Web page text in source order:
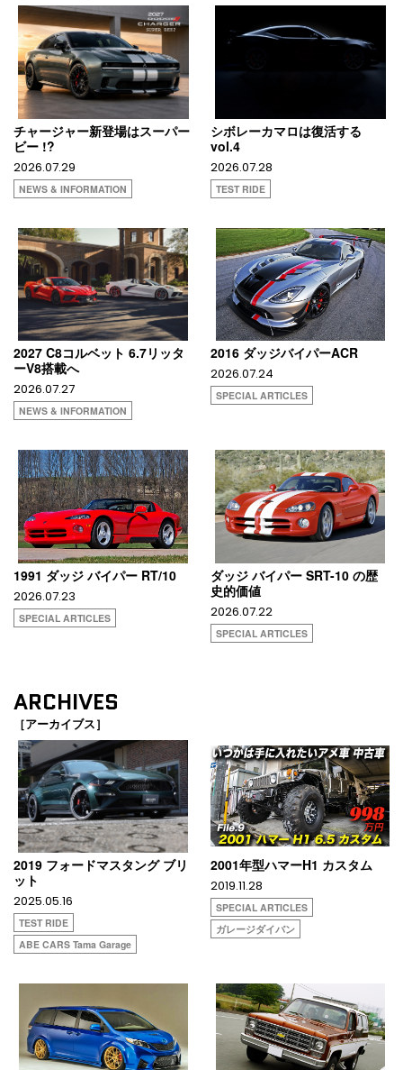
チャージャー新登場はスーパー
ビー !?
2026.07.29
NEWS & INFORMATION
シボレーカマロは復活する
vol.4
2026.07.28
TEST RIDE
2027 C8コルベット 6.7リッタ
ーV8搭載へ
2026.07.27
NEWS & INFORMATION
2016 ダッジバイパーACR
2026.07.24
SPECIAL ARTICLES
1991 ダッジ バイパー RT/10
2026.07.23
SPECIAL ARTICLES
ダッジ バイパー SRT-10 の歴
史的価値
2026.07.22
SPECIAL ARTICLES
ARCHIVES
［アーカイブス］
2019 フォードマスタング ブリ
ット
2025.05.16
TEST RIDE
ABE CARS Tama Garage
2001年型ハマーH1 カスタム
2019.11.28
SPECIAL ARTICLES
ガレージダイバン